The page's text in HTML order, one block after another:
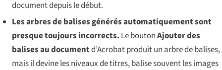
document depuis le début.
Les arbres de balises générés automatiquement sont
presque toujours incorrects. Le boutonAjouter des
balises au documentd’Acrobat produit un arbre de balises,
mais il devine les niveaux de titres, balise souvent les images